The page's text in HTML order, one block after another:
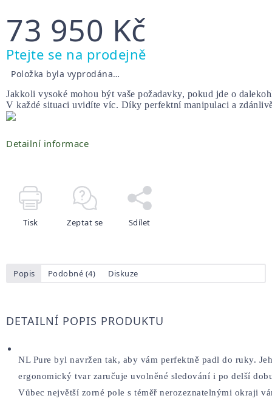
73 950 Kč
Měrná
cena:
Ptejte se na prodejně
Položka byla vyprodána…
Jakkoli vysoké mohou být vaše požadavky, pokud jde o
V každé situaci uvidíte víc. Díky perfektní manipulaci a
Detailní informace
Tisk Zeptat se Sdílet
Popis Podobné (4) Diskuze
DETAILNÍ POPIS PRODUKTU
NL Pure byl navržen tak, aby vám perfektně padl do ruky.
ergonomický tvar zaručuje uvolněné sledování i po delší
Vůbec největší zorné pole s téměř nerozeznatelnými okraji